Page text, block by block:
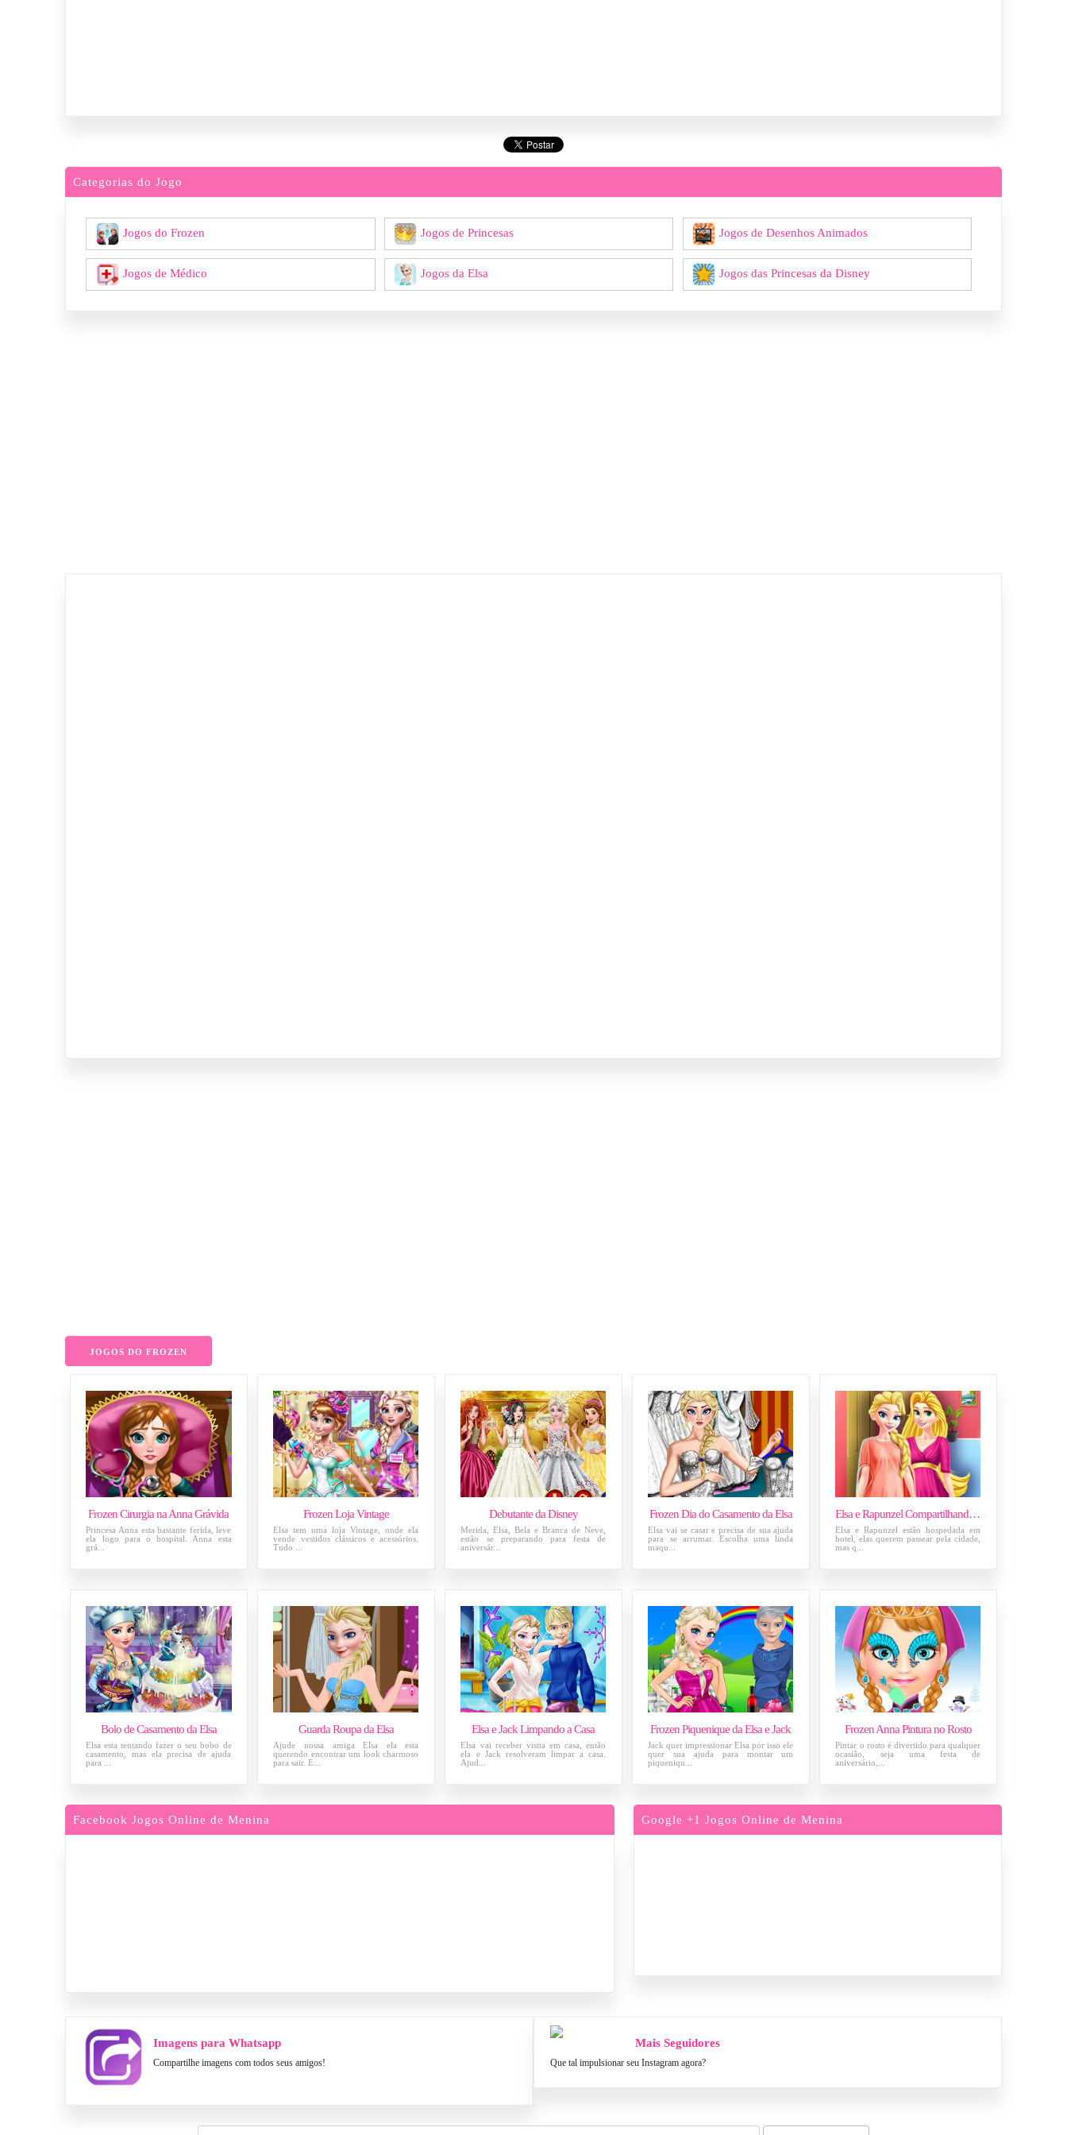
Categorias do Jogo
Jogos do Frozen Jogos de Princesas Jogos de Desenhos Animados
Jogos de Médico Jogos da Elsa Jogos das Princesas da Disney
JOGOS DO FROZEN
Frozen Cirurgia na Anna Grávida
Princesa Anna esta bastante ferida, leve
ela logo para o hospital. Anna esta
grá...
Frozen Loja Vintage
Elsa tem uma loja Vintage, onde ela
vende vestidos clássicos e acessórios.
Tudo ...
Debutante da Disney
Merida, Elsa, Bela e Branca de Neve,
estão se preparando para festa de
aniversár...
Frozen Dia do Casamento da Elsa
Elsa vai se casar e precisa de sua ajuda
para se arrumar. Escolha uma linda
maqu...
Elsa e Rapunzel Compartilhando Looks
Elsa e Rapunzel estão hospedada em
hotel, elas querem passear pela cidade,
mas q...
Bolo de Casamento da Elsa
Elsa esta tentando fazer o seu bobo de
casamento, mas ela precisa de ajuda
para ...
Guarda Roupa da Elsa
Ajude nossa amiga Elsa ela esta
querendo encontrar um look charmoso
para sair. E...
Elsa e Jack Limpando a Casa
Elsa vai receber visita em casa, então
ela e Jack resolveram limpar a casa.
Ajud...
Frozen Piquenique da Elsa e Jack
Jack quer impressionar Elsa por isso ele
quer sua ajuda para montar um
piqueniqu...
Frozen Anna Pintura no Rosto
Pintar o rosto é divertido para qualquer
ocasião, seja uma festa de
aniversário,...
Facebook Jogos Online de Menina Google +1 Jogos Online de Menina
Imagens para Whatsapp
Compartilhe imagens com todos seus amigos!
Mais Seguidores
Que tal impulsionar seu Instagram agora?